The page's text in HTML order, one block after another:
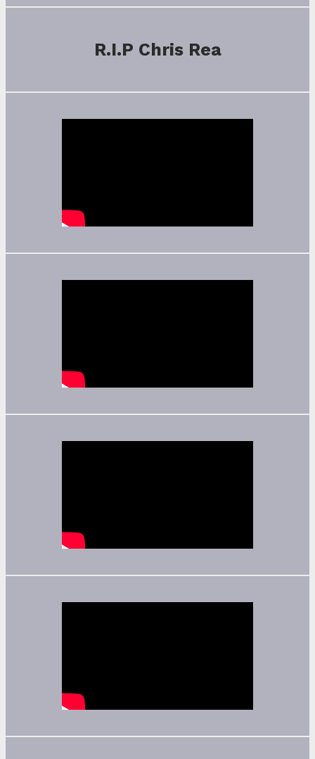
R.I.P Chris Rea